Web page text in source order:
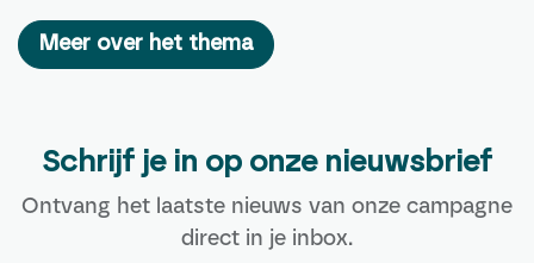
Meer over het thema
Schrijf je in op onze nieuwsbrief
Ontvang het laatste nieuws van onze campagne
direct in je inbox.